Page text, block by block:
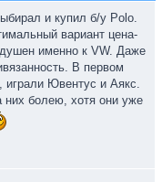
и купил б/у Polo.
вариант цена-
именно к VW. Даже
В первом
играли Ювентус и Аякс.
них болею, хотя они уже